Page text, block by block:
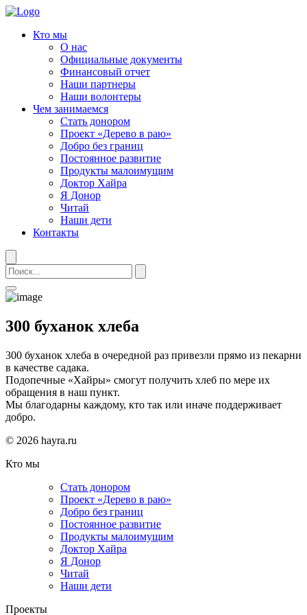
Кто мы
О нас
Официальные документы
Финансовый отчет
Наши партнеры
Наши волонтеры
Чем занимаемся
Стать донором
Проект «Дерево в раю»
Добро без границ
Постоянное развитие
Продукты малоимущим
Доктор Хайра
Я Донор
Читай
Наши дети
Контакты
300 буханок хлеба
300 буханок хлеба в очередной раз привезли прямо из пекарни
в качестве садака.
Подопечные «Хайры» смогут получить хлеб по мере их
обращения в наш пункт.
Мы благодарны каждому, кто так или иначе поддерживает
добро.
© 2026 hayra.ru
Кто мы
Стать донором
Проект «Дерево в раю»
Добро без границ
Постоянное развитие
Продукты малоимущим
Доктор Хайра
Я Донор
Читай
Наши дети
Проекты